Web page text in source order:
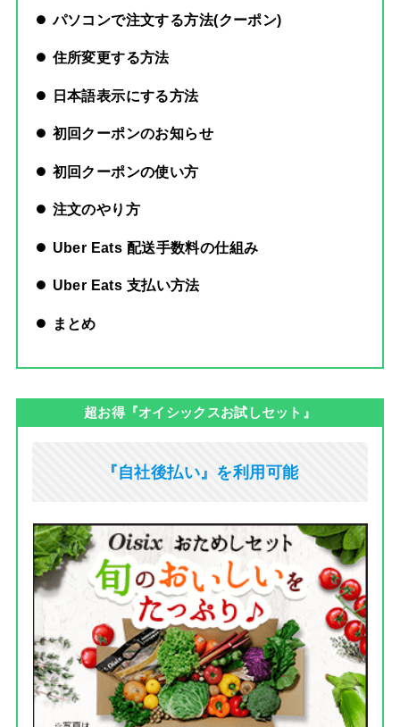
パソコンで注文する方法(クーポン)
住所変更する方法
日本語表示にする方法
初回クーポンのお知らせ
初回クーポンの使い方
注文のやり方
Uber Eats 配送手数料の仕組み
Uber Eats 支払い方法
まとめ
超お得『オイシックスお試しセット』
『自社後払い』を利用可能